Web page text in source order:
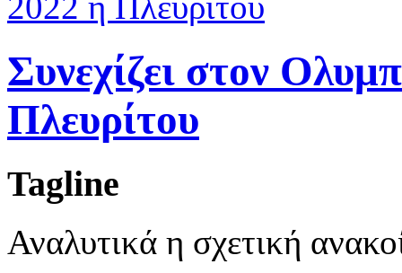
Συνεχίζει στον
Πλευρίτου
Tagline
Αναλυτικά η σχετική